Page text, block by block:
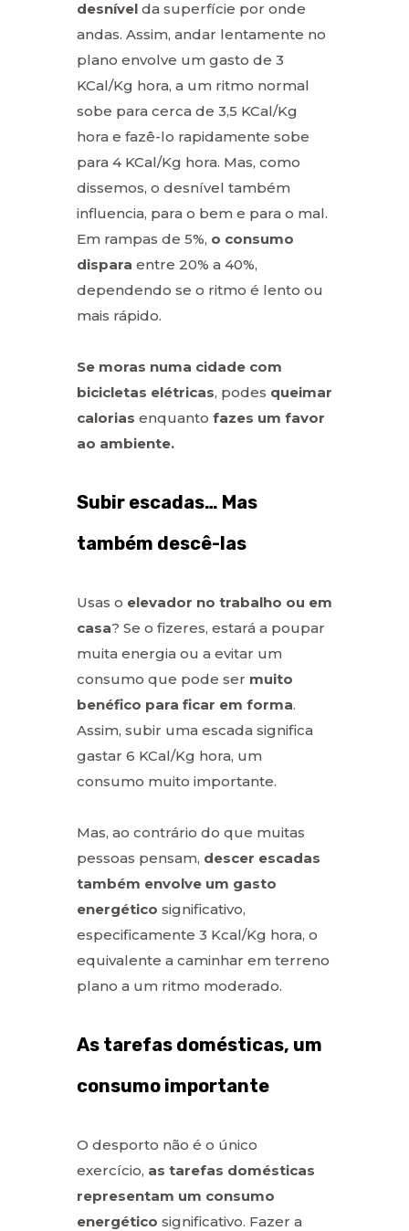
desnível da superfície por onde
andas. Assim, andar lentamente no
plano envolve um gasto de 3
KCal/Kg hora, a um ritmo normal
sobe para cerca de 3,5 KCal/Kg
hora e fazê-lo rapidamente sobe
para 4 KCal/Kg hora. Mas, como
dissemos, o desnível também
influencia, para o bem e para o mal.
Em rampas de 5%, o consumo
dispara entre 20% a 40%,
dependendo se o ritmo é lento ou
mais rápido.
Se moras numa cidade com
bicicletas elétricas, podes queimar
calorias enquanto fazes um favor
ao ambiente.
Subir escadas… Mas
também descê-las
Usas o elevador no trabalho ou em
casa? Se o fizeres, estará a poupar
muita energia ou a evitar um
consumo que pode ser muito
benéfico para ficar em forma.
Assim, subir uma escada significa
gastar 6 KCal/Kg hora, um
consumo muito importante.
Mas, ao contrário do que muitas
pessoas pensam, descer escadas
também envolve um gasto
energético significativo,
especificamente 3 Kcal/Kg hora, o
equivalente a caminhar em terreno
plano a um ritmo moderado.
As tarefas domésticas, um
consumo importante
O desporto não é o único
exercício, as tarefas domésticas
representam um consumo
energético significativo. Fazer a